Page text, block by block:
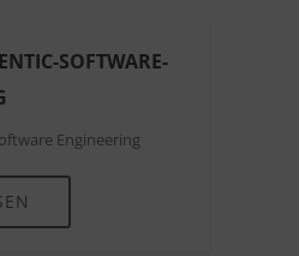
SOFTWARE-
Engineering